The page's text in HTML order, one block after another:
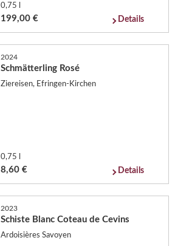
0,75 l
199,00 € Details
2024
Schmätterling Rosé
Ziereisen, Efringen-Kirchen
0,75 l
8,60 € Details
2023
Schiste Blanc Coteau de Cevins
Ardoisières Savoyen